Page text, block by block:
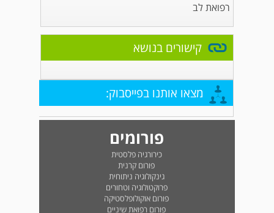
רפואת לב
קישורים בנושא
מצאו אותנו בפייסבוק:
פורומים
כירורגיה פלסטית
פורום קרנית
גינקולוגיה ניתוחית
פרוקטולוגיה וטחורים
פורום אוקולופלסטיקה
פורום רפואת שיניים